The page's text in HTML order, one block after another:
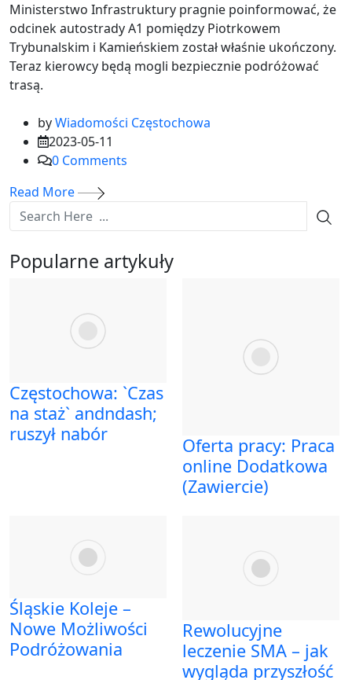
Ministerstwo Infrastruktury pragnie poinformować, że
odcinek autostrady A1 pomiędzy Piotrkowem
Trybunalskim i Kamieńskiem został właśnie ukończony.
Teraz kierowcy będą mogli bezpiecznie podróżować
trasą.
byWiadomości Częstochowa
2023-05-11
0 Comments
Read More
Popularne artykuły
Częstochowa: `Czas
na staż` andndash;
ruszył nabór
Oferta pracy: Praca
online Dodatkowa
(Zawiercie)
Śląskie Koleje –
Nowe Możliwości
Podróżowania
Rewolucyjne
leczenie SMA – jak
wygląda przyszłość